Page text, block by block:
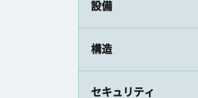
設備
構造
セキュリティ